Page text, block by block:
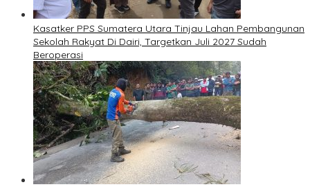
Kasatker PPS Sumatera Utara Tinjau Lahan Pembangunan
Sekolah Rakyat Di Dairi, Targetkan Juli 2027 Sudah
Beroperasi